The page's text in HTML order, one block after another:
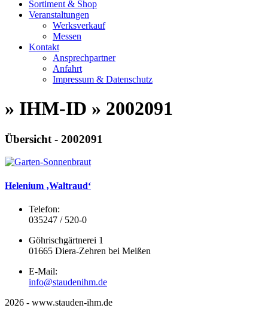
Sortiment & Shop
Veranstaltungen
Werksverkauf
Messen
Kontakt
Ansprechpartner
Anfahrt
Impressum & Datenschutz
» IHM-ID » 2002091
Übersicht - 2002091
Helenium ‚Waltraud‘
Telefon:
035247 / 520-0
Göhrischgärtnerei 1
01665 Diera-Zehren bei Meißen
E-Mail:
info@staudenihm.de
2026 - www.stauden-ihm.de